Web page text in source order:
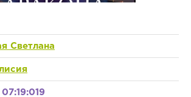
Светлана
07:19:019